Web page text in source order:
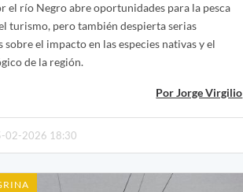
el río Negro abre oportunidades para la pesca
turismo, pero también despierta serias
sobre el impacto en las especies nativas y el
de la región.
Por Jorge Virgilio
02-2026 18:30